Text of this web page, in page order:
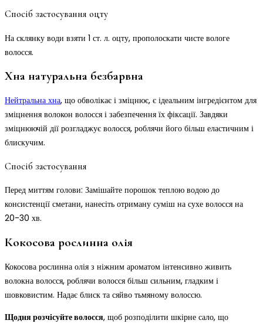
Спосіб застосування оцту
На склянку води взяти 1 ст. л. оцту, прополоскати чисте вологе
волосся.
Хна натуральна безбарвна
Нейтральна хна, що обволікає і зміцнює, є ідеальним інгредієнтом для
зміцнення волокон волосся і забезпечення їх фіксації. Завдяки
зміцнюючій дії розгладжує волосся, роблячи його більш еластичним і
блискучим.
Спосіб застосування
Перед миттям голови: Замішайте порошок теплою водою до
консистенції сметани, нанесіть отриману суміш на сухе волосся на
20-30 хв.
Кокосова рослинна олія
Кокосова рослинна олія з ніжним ароматом інтенсивно живить
волокна волосся, роблячи волосся більш сильним, гладким і
шовковистим. Надає блиск та сяйво тьмяному волоссю.
Щодня розчісуйте волосся, щоб розподілити шкірне сало, що